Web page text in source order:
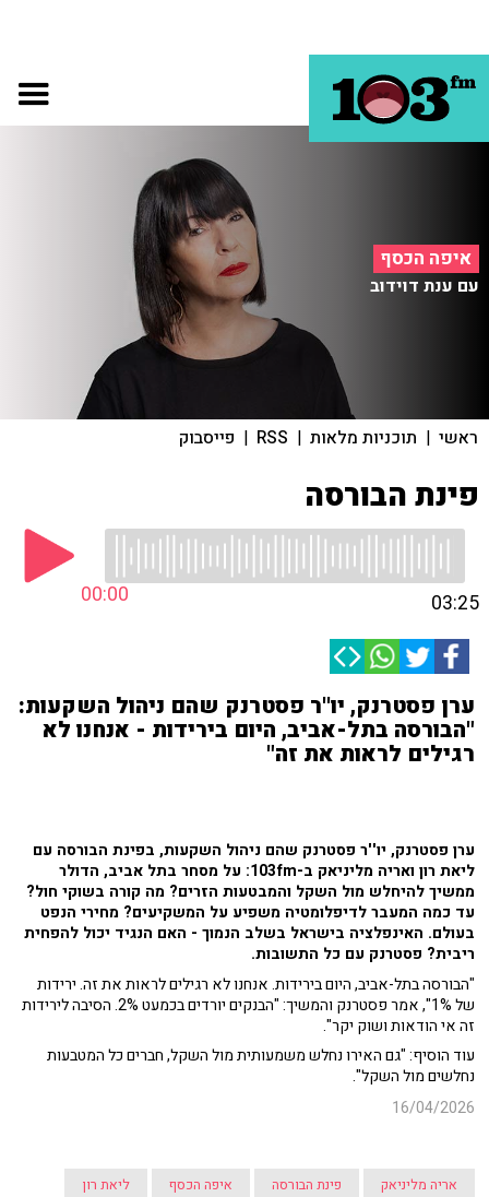
איפה הכסף
עם ענת דוידוב
ראשי | תוכניות מלאות |
RSS
| פייסבוק
פינת הבורסה
00:00 03:25
ערן פסטרנק, יו''ר פסטרנק שהם ניהול השקעות:
"הבורסה בתל-אביב, היום בירידות - אנחנו לא
רגילים לראות את זה"
ערן פסטרנק, יו''ר פסטרנק שהם ניהול השקעות, בפינת הבורסה עם
ליאת רון ואריה מליניאק ב-103fm: על מסחר בתל אביב, הדולר
ממשיך להיחלש מול השקל והמבטעות הזרים? מה קורה בשוקי חול?
עד כמה המעבר לדיפלומטיה משפיע על המשקיעים? מחירי הנפט
בעולם. האינפלציה בישראל בשלב הנמוך - האם הנגיד יכול להפחית
ריבית? פסטרנק עם כל התשובות.
"הבורסה בתל-אביב, היום בירידות. אנחנו לא רגילים לראות את זה. ירידות
של 1%", אמר פסטרנק והמשיך: "הבנקים יורדים בכמעט 2%. הסיבה לירידות
זה אי הודאות ושוק יקר".
עוד הוסיף: "גם האירו נחלש משמעותית מול השקל, חברים כל המטבעות
נחלשים מול השקל".
16/04/2026
אריה מליניאק פינת הבורסה איפה הכסף
ליאת רון